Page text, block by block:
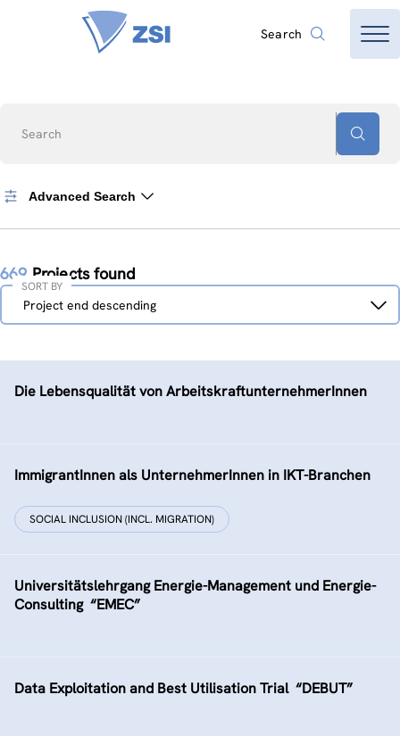
Search
Search
Advanced Search
669 Projects found
Sort
Project end descending
SORT BY
Die Lebensqualität von ArbeitskraftunternehmerInnen
ImmigrantInnen als UnternehmerInnen in IKT-Branchen
SOCIAL INCLUSION (INCL. MIGRATION)
Universitätslehrgang Energie-Management und Energie-
Consulting  “EMEC”
Data Exploitation and Best Utilisation Trial  “DEBUT”